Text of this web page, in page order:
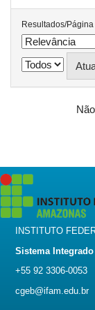
Resultados/Página
INSTITUTO
Sistema
+55 92 3306-0053
cgeb@ifam.edu.br